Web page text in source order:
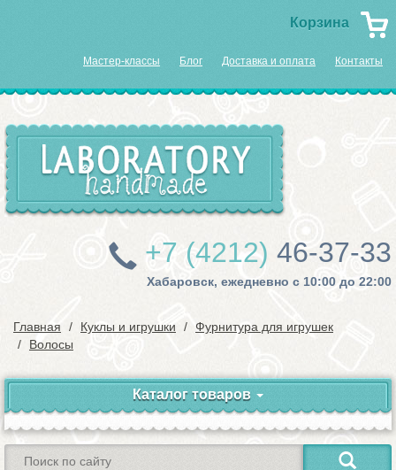
Корзина
Мастер-классы Блог Доставка и оплата Контакты
+7 (4212) 46-37-33
Хабаровск, ежедневно с 10:00 до 22:00
Главная Куклы и игрушки
Фурнитура для игрушек
Волосы
Каталог товаров